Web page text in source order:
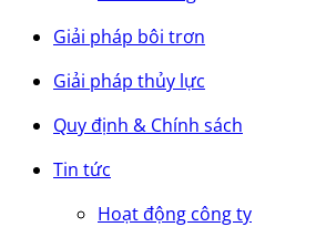
Giải pháp bôi trơn
Giải pháp thủy lực
Quy định & Chính sách
Tin tức
Hoạt động công ty